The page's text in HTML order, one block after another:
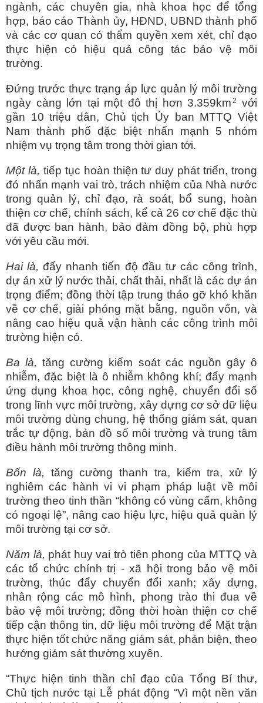
ngành, các chuyên gia, nhà khoa học để tổng
hợp, báo cáo Thành ủy, HĐND, UBND thành phố
và các cơ quan có thẩm quyền xem xét, chỉ đạo
thực hiện có hiệu quả công tác bảo vệ môi
trường.
Đứng trước thực trạng áp lực quản lý môi trường
ngày càng lớn tại một đô thị hơn 3.359km 2
với
gần 10 triệu dân, Chủ tịch Ủy ban MTTQ Việt
Nam thành phố đặc biệt nhấn mạnh 5 nhóm
nhiệm vụ trọng tâm trong thời gian tới.
Một là, tiếp tục hoàn thiện tư duy phát triển, trong
đó nhấn mạnh vai trò, trách nhiệm của Nhà nước
trong quản lý, chỉ đạo, rà soát, bổ sung, hoàn
thiện cơ chế, chính sách, kể cả 26 cơ chế đặc thù
đã được ban hành, bảo đảm đồng bộ, phù hợp
với yêu cầu mới.
Hai là, đẩy nhanh tiến độ đầu tư các công trình,
dự án xử lý nước thải, chất thải, nhất là các dự án
trọng điểm; đồng thời tập trung tháo gỡ khó khăn
về cơ chế, giải phóng mặt bằng, nguồn vốn, và
nâng cao hiệu quả vận hành các công trình môi
trường hiện có.
Ba là, tăng cường kiểm soát các nguồn gây ô
nhiễm, đặc biệt là ô nhiễm không khí; đẩy mạnh
ứng dụng khoa học, công nghệ, chuyển đổi số
trong lĩnh vực môi trường, xây dựng cơ sở dữ liệu
môi trường dùng chung, hệ thống giám sát, quan
trắc tự động, bản đồ số môi trường và trung tâm
điều hành môi trường thông minh.
Bốn là, tăng cường thanh tra, kiểm tra, xử lý
nghiêm các hành vi vi phạm pháp luật về môi
trường theo tinh thần “không có vùng cấm, không
có ngoại lệ”, nâng cao hiệu lực, hiệu quả quản lý
môi trường tại cơ sở.
Năm là, phát huy vai trò tiên phong của MTTQ và
các tổ chức chính trị - xã hội trong bảo vệ môi
trường, thúc đẩy chuyển đổi xanh; xây dựng,
nhân rộng các mô hình, phong trào thi đua về
bảo vệ môi trường; đồng thời hoàn thiện cơ chế
tiếp cận thông tin, dữ liệu môi trường để Mặt trận
thực hiện tốt chức năng giám sát, phản biện, theo
hướng giám sát thường xuyên.
“Thực hiện tinh thần chỉ đạo của Tổng Bí thư,
Chủ tịch nước tại Lễ phát động “Vì một nền văn